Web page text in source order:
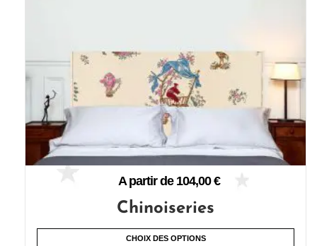
A partir de 104,00€
Chinoiseries
CHOIX DES OPTIONS